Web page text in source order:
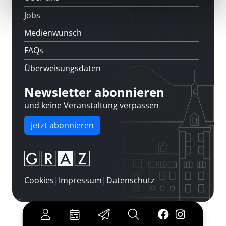
Jobs
Medienwunsch
FAQs
Überweisungsdaten
Newsletter abonnieren
und keine Veranstaltung verpassen
jetzt abonnieren
Cookies| Impressum| Datenschutz